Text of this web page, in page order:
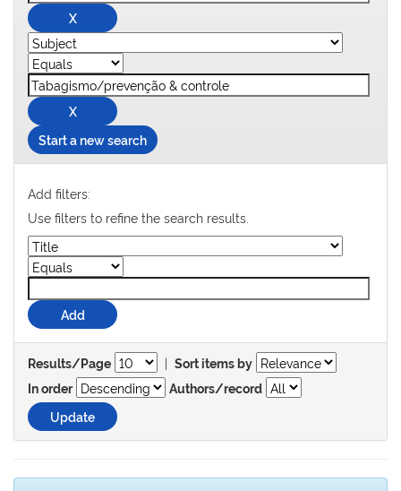
Start a new search
Add filters:
Use filters to refine the search results.
Results/Page | Sort items by
In order
Authors/record